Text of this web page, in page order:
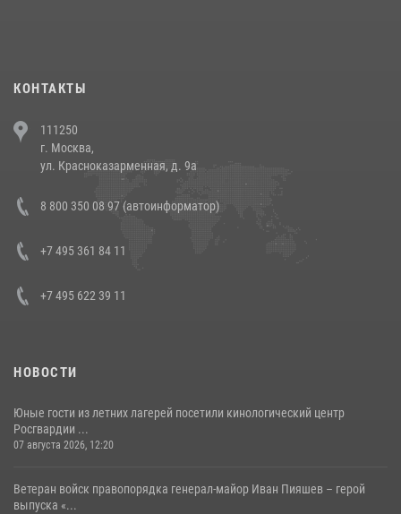
напавших на бригаду скорой помощи (видео)
14 июля 2026, 12:20
В Росгвардии прошла военно-научная конференция по обобщению
боевого опыта
КОНТАКТЫ
111250
г. Москва,
ул. Красноказарменная, д. 9а
8 800 350 08 97 (автоинформатор)
+7 495 361 84 11
+7 495 622 39 11
НОВОСТИ
Юные гости из летних лагерей посетили кинологический центр
Росгвардии ...
07 августа 2026, 12:20
Ветеран войск правопорядка генерал-майор Иван Пияшев – герой
выпуска «...